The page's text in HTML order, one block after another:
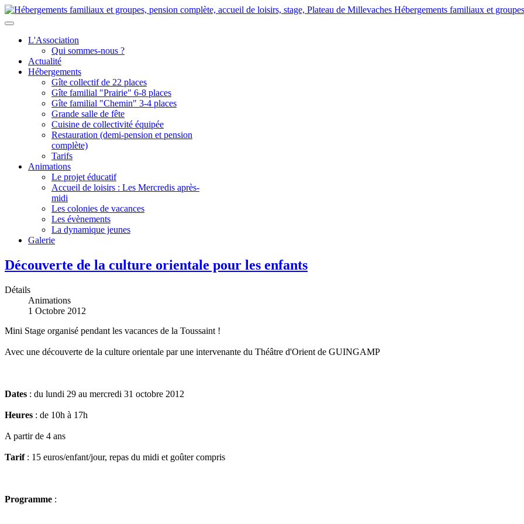
Hébergements familiaux et
L'Association
Qui sommes-nous ?
Actualité
Hébergements
Gîte collectif de 22 places
Gîte familial "Prairie" 6-8 places
Gîte familial "Chemin" 3-4 places
Grande salle de fête
Cuisine de collectivité équipée
Restauration (demi-pension et pension
complète)
Tarifs
Animations
Le projet éducatif
Accueil de loisirs : Les Mercredis après-
midi
Les colonies de vacances
Les évènements
La dynamique jeunes
Galerie
Découverte de la culture orientale pour les enfants
Détails
Animations
1 Octobre 2012
Mini Stage organisé pendant les vacances de la Toussaint !
Avec une découverte de la culture orientale par une intervenante du Théâtre d'Orient de GUINGAMP
Dates : du lundi 29 au mercredi 31 octobre 2012
Heures : de 10h à 17h
A partir de 4 ans
Tarif: 15 euros/enfant/jour, repas du midi et goûter compris
Programme :